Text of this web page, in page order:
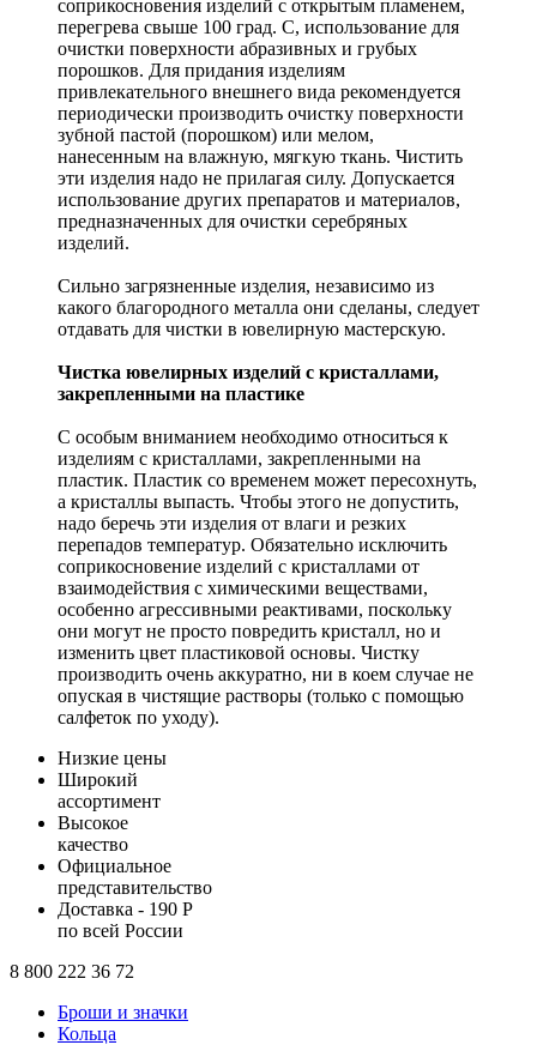
соприкосновения изделий с открытым пламенем,
перегрева свыше 100 град. С, использование для
очистки поверхности абразивных и грубых
порошков. Для придания изделиям
привлекательного внешнего вида рекомендуется
периодически производить очистку поверхности
зубной пастой (порошком) или мелом,
нанесенным на влажную, мягкую ткань. Чистить
эти изделия надо не прилагая силу. Допускается
использование других препаратов и материалов,
предназначенных для очистки серебряных
изделий.
Сильно загрязненные изделия, независимо из
какого благородного металла они сделаны, следует
отдавать для чистки в ювелирную мастерскую.
Чистка ювелирных изделий с кристаллами,
закрепленными на пластике
С особым вниманием необходимо относиться к
изделиям с кристаллами, закрепленными на
пластик. Пластик со временем может пересохнуть,
а кристаллы выпасть. Чтобы этого не допустить,
надо беречь эти изделия от влаги и резких
перепадов температур. Обязательно исключить
соприкосновение изделий с кристаллами от
взаимодействия с химическими веществами,
особенно агрессивными реактивами, поскольку
они могут не просто повредить кристалл, но и
изменить цвет пластиковой основы. Чистку
производить очень аккуратно, ни в коем случае не
опуская в чистящие растворы (только с помощью
салфеток по уходу).
Низкие цены
Широкий
ассортимент
Высокое
качество
Официальное
представительство
Доставка - 190 Р
по всей России
8 800 222 36 72
Броши и значки
Кольца